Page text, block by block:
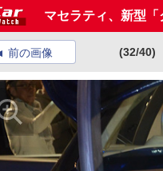
マセラティ、新型
前の画像 (32/40)